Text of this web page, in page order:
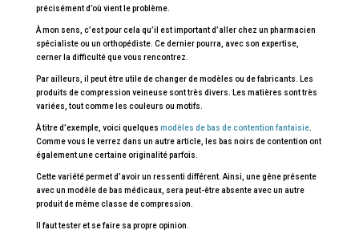
précisément d’où vient le problème.
À mon sens, c’est pour cela qu’il est important d’aller chez un pharmacien
spécialiste ou un orthopédiste. Ce dernier pourra, avec son expertise,
cerner la difficulté que vous rencontrez.
Par ailleurs, il peut être utile de changer de modèles ou de fabricants. Les
produits de compression veineuse sont très divers. Les matières sont très
variées, tout comme les couleurs ou motifs.
À titre d’exemple, voici quelques modèles de bas de contention fantaisie.
Comme vous le verrez dans un autre article, les bas noirs de contention ont
également une certaine originalité parfois.
Cette variété permet d’avoir un ressenti différent. Ainsi, une gêne présente
avec un modèle de bas médicaux, sera peut-être absente avec un autre
produit de même classe de compression.
Il faut tester et se faire sa propre opinion.